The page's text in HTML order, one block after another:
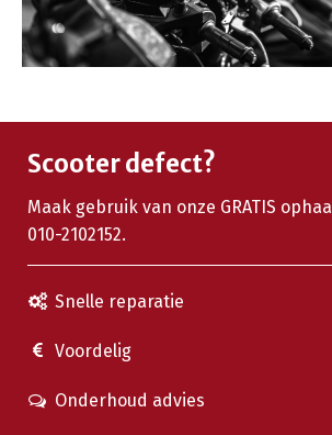
Scooter defect?
Maak gebruik van onze GRATIS
010-2102152.
Snelle reparatie
Voordelig
Onderhoud advies